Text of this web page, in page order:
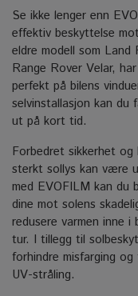
Se ikke lenger enn
effektiv beskyttelse
eldre modell som Land
Range Rover Velar,
perfekt på bilens
selvinstallasjon kan
ut på kort tid.
Forbedret sikkerhet
sterkt sollys kan være
med EVOFILM kan du
dine mot solens
redusere varmen inne
tur. I tillegg til
forhindre misfarging
UV-stråling.